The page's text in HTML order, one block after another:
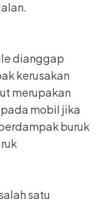
dianggap
kerusakan
merupakan
mobil jika
buruk
satu